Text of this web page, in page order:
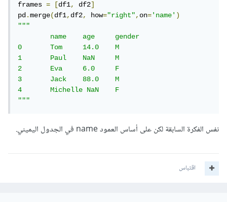
frames = [df1, df2]
pd.merge(df1,df2, how="right",on='name')
"""
0 	Tom 	14.0 	M
1 	Paul 	NaN 	M
2 	Eva 	6.0 	F
3 	Jack 	88.0 	M
4 	Michelle NaN 	F
"""
نفس الفكرة السابقة لكن على أساس العمود name في الجدول اليميني.
اقتباس